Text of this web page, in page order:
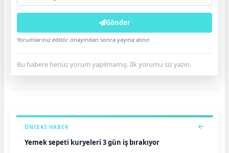
Gönder
Yorumlarınız editör onayından sonra yayına alınır.
Bu habere henüz yorum yapılmamış. İlk yorumu siz yazın.
ÖNCEKI HABER
Yemek sepeti kuryeleri 3 gün iş bırakıyor